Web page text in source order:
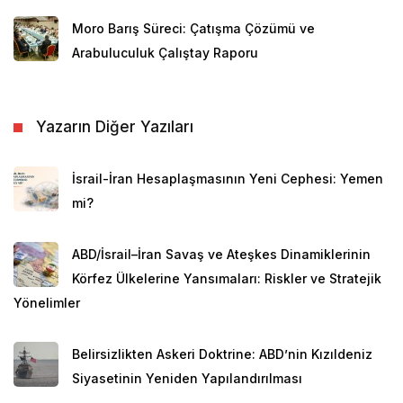
göstermektedir. Okullaşma sürecini ve modern eğitim
sistemini destekleyen Umman devleti, bir yandan
zenginleşen toplumun ihtiyaçlarına cevap vermek bir
yatırımlarını arttırmıştır. Ülkede 1995 yılına kadar
okullaşma oranın artması ve müfredatta dünya ile
bütünleşme konusunda yapılan değişikliklerin yanı sıra
altyapı çalışmaları ve yeni okullar inşa etme
konularında da adımlar atılmıştır. 1995 yılından itibaren
Sultan Kabus’un “Çocuklarımızı ağaçların gölgesinde
de olsa eğitelim” sloganıyla başlattığı kampanya ile yeni
Umman devletinin kamu harcamaları arasında toplam
eğitim harcamaları GSYİH’nin %5,01’ini teşkil
Moro Barış Süreci: Çatışma Çözümü ve
Arabuluculuk Çalıştay Raporu
Yazarın Diğer Yazıları
İsrail-İran Hesaplaşmasının Yeni Cephesi: Yemen
mi?
ABD/İsrail–İran Savaş ve Ateşkes Dinamiklerinin
Körfez Ülkelerine Yansımaları: Riskler ve Stratejik
Yönelimler
Belirsizlikten Askeri Doktrine: ABD’nin Kızıldeniz
Siyasetinin Yeniden Yapılandırılması